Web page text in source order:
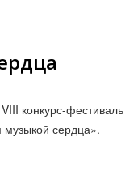
конкурс-фестиваль
сердца».